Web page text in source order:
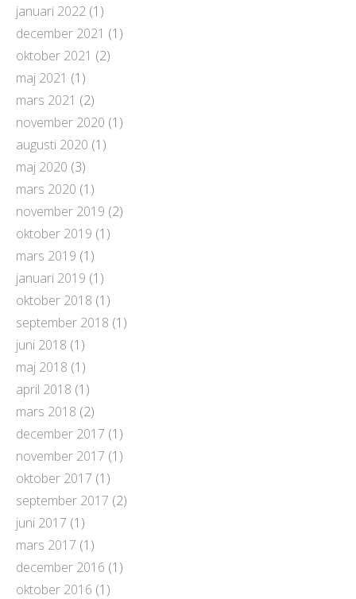
januari 2022 (1)
december 2021 (1)
oktober 2021 (2)
maj 2021 (1)
mars 2021 (2)
november 2020 (1)
augusti 2020 (1)
maj 2020 (3)
mars 2020 (1)
november 2019 (2)
oktober 2019 (1)
mars 2019 (1)
januari 2019 (1)
oktober 2018 (1)
september 2018 (1)
juni 2018 (1)
maj 2018 (1)
april 2018 (1)
mars 2018 (2)
december 2017 (1)
november 2017 (1)
oktober 2017 (1)
september 2017 (2)
juni 2017 (1)
mars 2017 (1)
december 2016 (1)
oktober 2016 (1)